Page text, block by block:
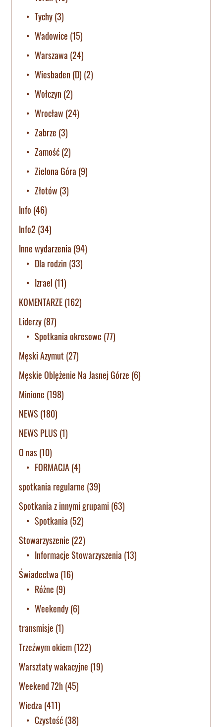
Tychy(3)
Wadowice (15)
Warszawa (24)
Wiesbaden (D) (2)
Wołczyn (2)
Wrocław (24)
Zabrze (3)
Zamość(2)
Zielona Góra (9)
Złotów (3)
Info (46)
Info2 (34)
Inne wydarzenia (94)
Dla rodzin (33)
Izrael (11)
KOMENTARZE(162)
Liderzy(87)
Spotkania okresowe (77)
Męski Azymut (27)
Męskie Oblężenie Na Jasnej Górze (6)
Minione (198)
NEWS (180)
NEWS PLUS (1)
O nas(10)
FORMACJA(4)
spotkania regularne (39)
Spotkania z innymi grupami (63)
Spotkania (52)
Stowarzyszenie (22)
Informacje Stowarzyszenia (13)
Świadectwa (16)
Różne (9)
Weekendy(6)
transmisje (1)
Trzeźwym okiem(122)
Warsztaty wakacyjne (19)
Weekend 72h(45)
Wiedza (411)
Czystość(38)